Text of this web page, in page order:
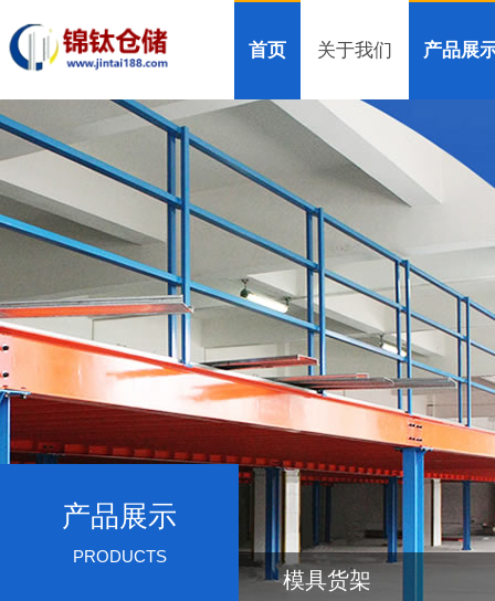
首页 关于我们 产品展
产品展示
PRODUCTS
模具货架